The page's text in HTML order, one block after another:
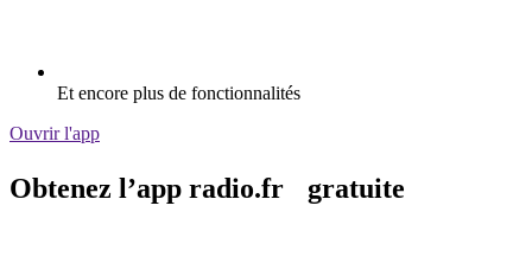
Et encore plus de fonctionnalités
Ouvrir l'app
Obtenez l’app radio.fr gratuite